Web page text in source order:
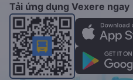
Tải ứng dụng Vexere ngay